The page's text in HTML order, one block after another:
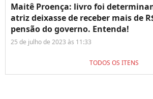
Maitê Proença: livro foi
atriz deixasse de receber mais de
pensão do governo. Entenda!
25 de julho de 2023 às 11:33
TODOS OS ITENS